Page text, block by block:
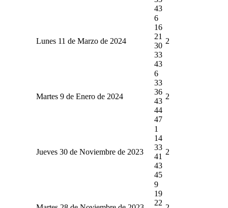
43
Lunes 11 de Marzo de 2024
6
16
21
30
33
43
2
Martes 9 de Enero de 2024
6
33
36
43
44
47
2
Jueves 30 de Noviembre de 2023
1
14
33
41
43
45
2
9
19
22